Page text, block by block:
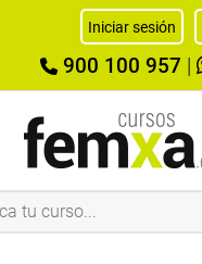
Iniciar sesión
900 100 957